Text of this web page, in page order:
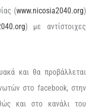
(www.nicosia2040.org)
) με αντίστοιχες
και θα προβάλλεται
στο facebook, στην
και στο κανάλι του